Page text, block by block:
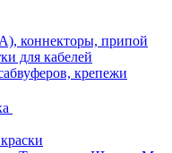
коннекторы, припой
для кабелей
крепежи